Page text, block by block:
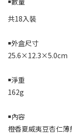
共18入裝
￭外盒尺寸
25.6×12.3×5.0cm
￭淨重
162g
￭內容
橙香夏威夷豆杏仁